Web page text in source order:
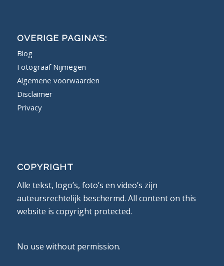
OVERIGE PAGINA’S:
Blog
Fotograaf Nijmegen
Algemene voorwaarden
Disclaimer
Privacy
COPYRIGHT
Alle tekst, logo’s, foto’s en video’s zijn
auteursrechtelijk beschermd. All content on this
website is copyright protected.
No use without permission.